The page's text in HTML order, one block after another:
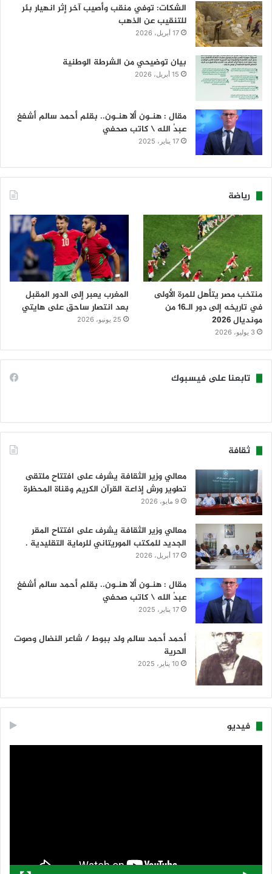
الشكات: توفي منقب وأصيب آخر إثر انهيار بئر
للتنقيب عن الذهب
17 أبريل، 2026
بيان توضيحي من الشرطة الوطنية
15 أبريل، 2026
مقال : هنـون ألا هنـون.. بقلم أحمد سالم أشفغ
عبدُ الله \ كاتب صحفي
17 يناير، 2025
رياضة
منتخب مصر يتأهل للمرة الأولى
في تاريخه إلى دور الـ16 من
مونديال 2026
3 يوليو، 2026
المغرب يعبر إلى الدور المقبل
بعد انتصار ساحق على هايتي
25 يونيو، 2026
تابعنا على فيسبوك
ثقافة
معالي وزير الثقافة يشرف على افتتاح ملتقى
تطوير ورش إذاعة القرآن الكريم وقناة المحظرة
9 مايو، 2026
معالي وزير الثقافة يشرف على افتتاح المقر
الجديد للمكتب الموريتاني للرماية التقليدية .
17 أبريل، 2026
مقال : هنـون ألا هنـون.. بقلم أحمد سالم أشفغ
عبدُ الله \ كاتب صحفي
17 يناير، 2025
أحمد أحمد سالم ولد ببوط / شاعر النضال وصوت
الحرية
10 يناير، 2025
فيديو